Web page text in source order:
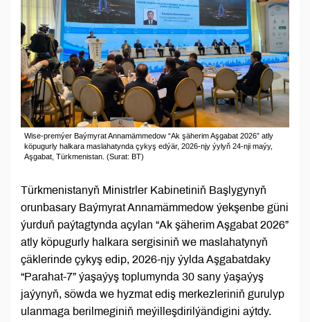
Wise-premýer Baýmyrat Annamämmedow “Ak şäherim Aşgabat 2026” atly
köpugurly halkara maslahatynda çykyş edýär, 2026-njy ýylyň 24-nji maýy,
Aşgabat, Türkmenistan. (Surat: BT)
Türkmenistanyň Ministrler Kabinetiniň Başlygynyň
orunbasary Baýmyrat Annamämmedow ýekşenbe güni
ýurduň paýtagtynda açylan “Ak şäherim Aşgabat 2026”
atly köpugurly halkara sergisiniň we maslahatynyň
çäklerinde çykyş edip, 2026-njy ýylda Aşgabatdaky
“Parahat-7” ýaşaýyş toplumynda 30 sany ýaşaýyş
jaýynyň, söwda we hyzmat ediş merkezleriniň gurulyp
ulanmaga berilmeginiň meýilleşdirilýändigini aýtdy.